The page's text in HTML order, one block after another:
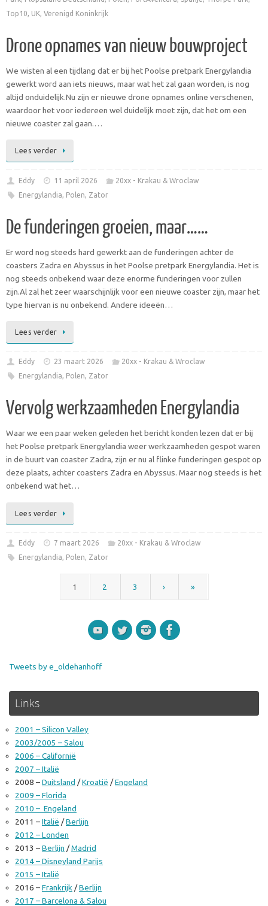
Top10, UK, Verenigd Koninkrijk
Drone opnames van nieuw bouwproject
We wisten al een tijdlang dat er bij het Poolse pretpark Energylandia
gewerkt word aan iets nieuws, maar wat het zal gaan worden, is nog
altijd onduidelijk.Nu zijn er nieuwe drone opnames online verschenen,
waardoor het voor iedereen wel duidelijk moet zijn, dat het om een
nieuwe coaster zal gaan.…
Lees verder
Eddy 11 april 2026
20xx - Krakau & Wroclaw
Energylandia
Polen Zator
De funderingen groeien, maar……
Er word nog steeds hard gewerkt aan de funderingen achter de
coasters Zadra en Abyssus in het Poolse pretpark Energylandia. Het is
nog steeds onbekend waar deze enorme funderingen voor zullen
zijn.Al zal het zeer waarschijnlijk voor een nieuwe coaster zijn, maar het
type hiervan is nu onbekend. Andere ideeën…
Lees verder
Eddy 23 maart 2026
20xx - Krakau & Wroclaw
Energylandia, Polen, Zator
Vervolg werkzaamheden Energylandia
Waar we een paar weken geleden het bericht konden lezen dat er bij
het Poolse pretpark Energylandia weer werkzaamheden gespot waren
in de buurt van coaster Zadra, zijn er nu al flinke funderingen gespot op
deze plaats, achter coasters Zadra en Abyssus. Maar nog steeds is het
onbekend wat het…
Lees verder
Eddy 7 maart 2026
20xx - Krakau & Wroclaw
Energylandia, Polen, Zator
1 2 3 › »
Tweets by e_oldehanhoff
Links
2001 – Silicon Valley
2003/2005 – Salou
2006 – Californië
2007 – Italië
2008 –Duitsland /Kroatië /Engeland
2009 – Florida
2010 – Engeland
2011 –Italië /Berlijn
2012 – Londen
2013 –Berlijn /Madrid
2014 – Disneyland Parijs
2015 – Italië
2016 –Frankrijk /Berlijn
2017 – Barcelona & Salou